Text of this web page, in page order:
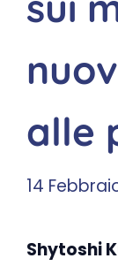
alle
14
Shytoshi